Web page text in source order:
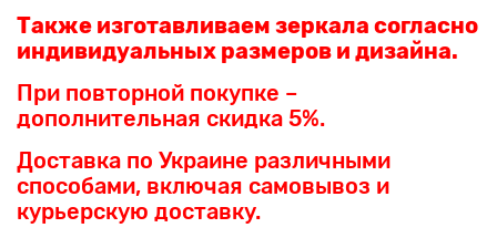
Также изготавливаем зеркала согласно
индивидуальных размеров и дизайна.
При повторной покупке –
дополнительная скидка 5%.
Доставка по Украине различными
способами, включая самовывоз и
курьерскую доставку.